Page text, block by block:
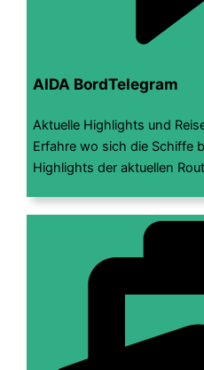
AIDA BordTelegram
Aktuelle Highlights und
Erfahre wo sich die Schiffe
Highlights der aktuellen